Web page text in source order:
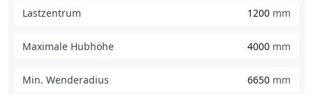
Lastzentrum 1200 mm
Maximale Hubhöhe 4000 mm
Min. Wenderadius 6650 mm